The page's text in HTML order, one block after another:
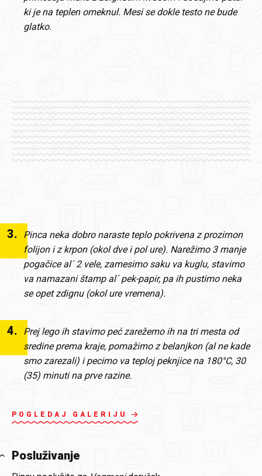
ki je na teplen omeknul. Mesi se dokle testo ne bude
glatko.
3.
Pinca neka dobro naraste teplo pokrivena z prozirnon
folijon i z krpon (okol dve i pol ure). Narežimo 3 manje
pogačice al´ 2 vele, zamesimo saku va kuglu, stavimo
va namazani štamp al´ pek-papir, pa ih pustimo neka
se opet zdignu (okol ure vremena).
4.
Prej lego ih stavimo peć zarežemo ih na tri mesta od
sredine prema kraje, pomažimo z belanjkon (al ne kade
smo zarezali) i pecimo va teploj peknjice na 180°C, 30
(35) minuti na prve razine.
POGLEDAJ GALERIJU
Posluživanje